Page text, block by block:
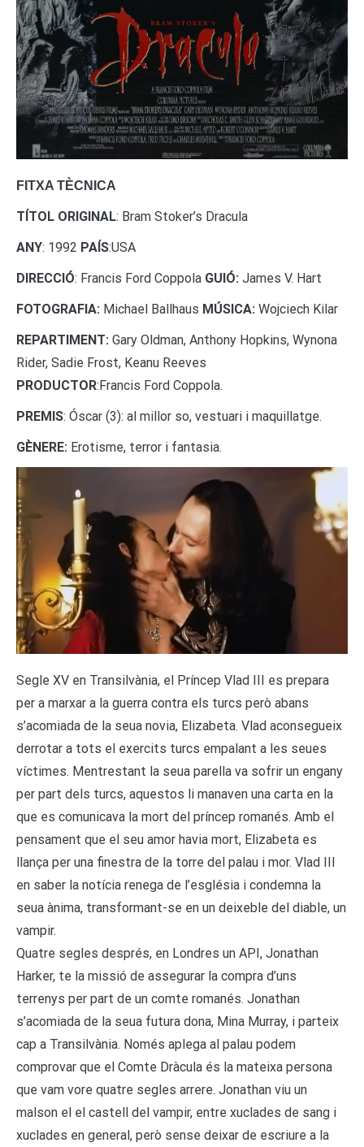
FITXA TÈCNICA
TÍTOL ORIGINAL: Bram Stoker’s Dracula
ANY: 1992 PAÍS:USA
DIRECCIÓ: Francis Ford Coppola GUIÓ: James V. Hart
FOTOGRAFIA: Michael Ballhaus MÚSICA: Wojciech Kilar
REPARTIMENT: Gary Oldman, Anthony Hopkins, Wynona
Rider, Sadie Frost, Keanu Reeves
PRODUCTOR:Francis Ford Coppola.
PREMIS: Óscar (3): al millor so, vestuari i maquillatge.
GÈNERE: Erotisme, terror i fantasia.
Segle XV en Transilvània, el Príncep Vlad III es prepara
per a marxar a la guerra contra els turcs però abans
s’acomiada de la seua novia, Elizabeta. Vlad aconsegueix
derrotar a tots el exercits turcs empalant a les seues
víctimes. Mentrestant la seua parella va sofrir un engany
per part dels turcs, aquestos li manaven una carta en la
que es comunicava la mort del príncep romanés. Amb el
pensament que el seu amor havia mort, Elizabeta es
llança per una finestra de la torre del palau i mor. Vlad III
en saber la notícia renega de l’església i condemna la
seua ànima, transformant-se en un deixeble del diable, un
vampir.
Quatre segles després, en Londres un API, Jonathan
Harker, te la missió de assegurar la compra d’uns
terrenys per part de un comte romanés. Jonathan
s’acomiada de la seua futura dona, Mina Murray, i parteix
cap a Transilvània. Només aplega al palau podem
comprovar que el Comte Dràcula és la mateixa persona
que vam vore quatre segles arrere. Jonathan viu un
malson el el castell del vampir, entre xuclades de sang i
xuclades en general, però sense deixar de escriure a la